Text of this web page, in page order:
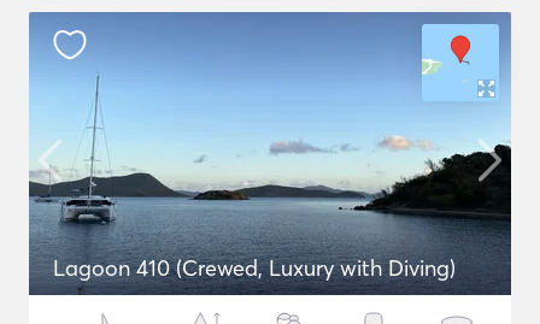
Lagoon 410 (Crewed, Luxury with Diving)